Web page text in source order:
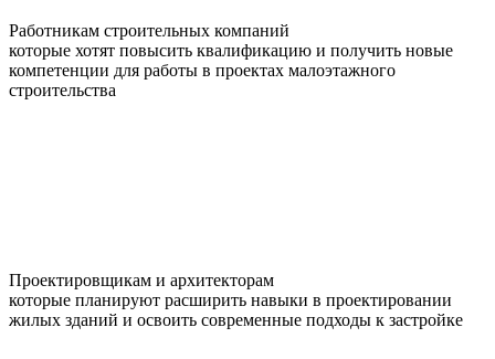
Работникам строительных компаний
которые хотят повысить квалификацию и получить новые
компетенции для работы в проектах малоэтажного
строительства
Проектировщикам и архитекторам
которые планируют расширить навыки в проектировании
жилых зданий и освоить современные подходы к застройке